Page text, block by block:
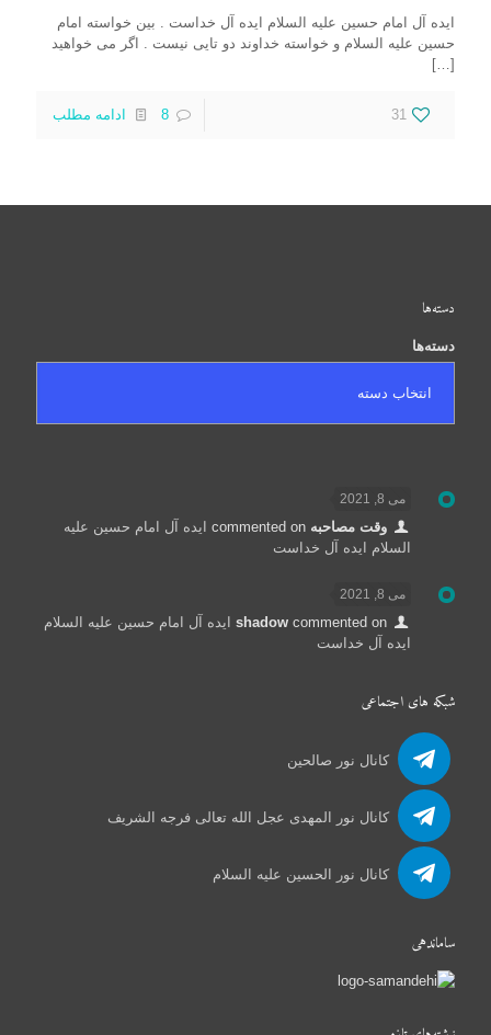
ایده آل امام حسین علیه السلام ایده آل خداست . بین خواسته امام
حسین علیه السلام و خواسته خداوند دو تایی نیست . اگر می خواهید
[…]
31
8 ادامه مطلب
دسته‌ها
دسته‌ها
می 8, 2021
وقت مصاحبه commented on
ایده آل امام حسین علیه
السلام ایده آل خداست
می 8, 2021
shadowcommented on
ایده آل امام حسین علیه السلام
ایده آل خداست
شبکه های اجتماعی
کانال نور صالحین
کانال نور المهدی عجل الله تعالی فرجه الشریف
کانال نور الحسین علیه السلام
ساماندهی